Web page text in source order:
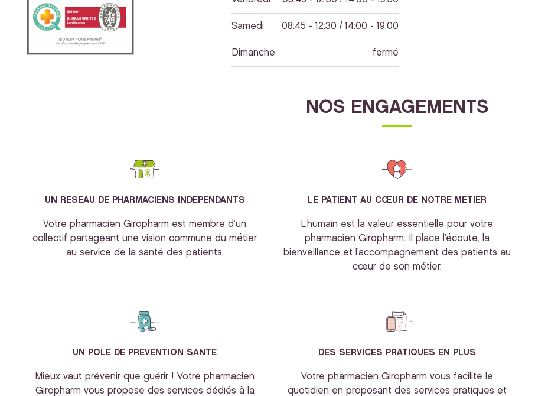
Samedi 08:45 - 12:30 / 14:00 - 19:00
Dimanche fermé
NOS ENGAGEMENTS
UN RESEAU DE PHARMACIENS INDEPENDANTS
Votre pharmacien Giropharm est membre d’un
collectif partageant une vision commune du métier
au service de la santé des patients.
LE PATIENT AU CŒUR DE NOTRE METIER
L’humain est la valeur essentielle pour votre
pharmacien Giropharm. Il place l’écoute, la
bienveillance et l’accompagnement des patients au
cœur de son métier.
UN POLE DE PREVENTION SANTE
Mieux vaut prévenir que guérir ! Votre pharmacien
Giropharm vous propose des services dédiés à la
DES SERVICES PRATIQUES EN PLUS
Votre pharmacien Giropharm vous facilite le
quotidien en proposant des services pratiques et